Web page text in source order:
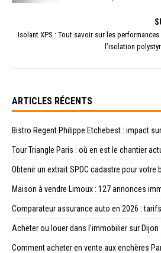
Isolant XPS : Tout savoir sur les
l’isolation
ARTICLES RÉCENTS
Bistro Regent Philippe Etchebest : impact
Tour Triangle Paris : où en est le chantier
Obtenir un extrait SPDC cadastre pour votre
Maison à vendre Limoux : 127 annonces
Comparateur assurance auto en 2026 :
Acheter ou louer dans l’immobilier sur Dijon
Comment acheter en vente aux enchères